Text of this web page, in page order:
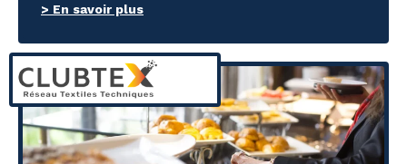
> En savoir plus